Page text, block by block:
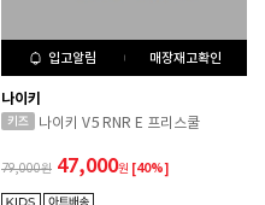
입고알림 매장재고확인
나이키
나이키 V5 RNR E 프리스쿨
79,000 47,000원 [40%]